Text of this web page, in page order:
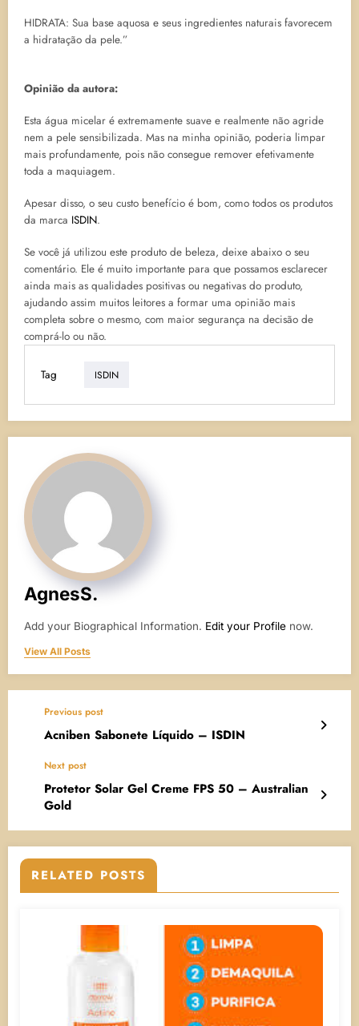
HIDRATA: Sua base aquosa e seus ingredientes naturais favorecem
a hidratação da pele.”
Opinião da autora:
Esta água micelar é extremamente suave e realmente não agride
nem a pele sensibilizada. Mas na minha opinião, poderia limpar
mais profundamente, pois não consegue remover efetivamente
toda a maquiagem.
Apesar disso, o seu custo benefício é bom, como todos os produtos
da marca ISDIN.
Se você já utilizou este produto de beleza, deixe abaixo o seu
comentário. Ele é muito importante para que possamos esclarecer
ainda mais as qualidades positivas ou negativas do produto,
ajudando assim muitos leitores a formar uma opinião mais
completa sobre o mesmo, com maior segurança na decisão de
comprá-lo ou não.
Tag ISDIN
AgnesS.
Add your Biographical Information. Edit your Profile now.
View All Posts
Previous post
Acniben Sabonete Líquido – ISDIN
Next post
Protetor Solar Gel Creme FPS 50 – Australian
Gold
RELATED POSTS